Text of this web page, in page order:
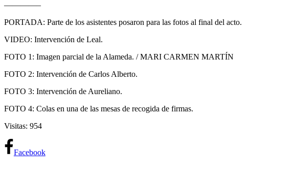
————–
PORTADA: Parte de los asistentes posaron para las fotos al final del acto.
VIDEO: Intervención de Leal.
FOTO 1: Imagen parcial de la Alameda. / MARI CARMEN MARTÍN
FOTO 2: Intervención de Carlos Alberto.
FOTO 3: Intervención de Aureliano.
FOTO 4: Colas en una de las mesas de recogida de firmas.
Visitas: 954
Facebook